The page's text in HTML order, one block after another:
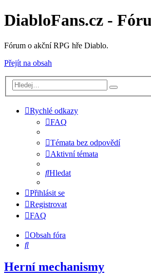
DiabloFans.cz -
Fórum o akční RPG hře Diablo.
Přejít na obsah
Rychlé odkazy
FAQ
Témata bez odpovědí
Aktivní témata
Hledat
Přihlásit se
Registrovat
FAQ
Obsah fóra
Hledat
Herní mechanismy